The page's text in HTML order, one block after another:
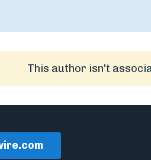
This author isn't